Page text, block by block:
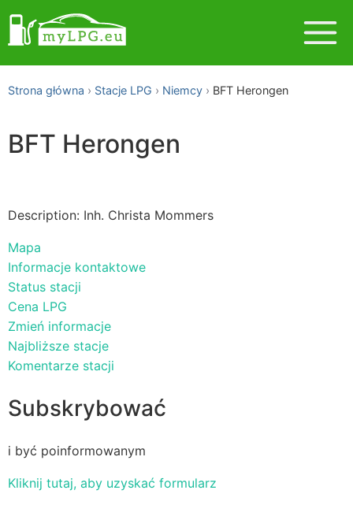
Strona główna Stacje LPG Niemcy BFT Herongen
BFT Herongen
Description: Inh. Christa Mommers
Mapa
Informacje kontaktowe
Status stacji
Cena LPG
Zmień informacje
Najbliższe stacje
Komentarze stacji
Subskrybować
i być poinformowanym
Kliknij tutaj, aby uzyskać formularz